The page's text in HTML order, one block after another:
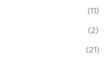
(11)
(2)
(21)